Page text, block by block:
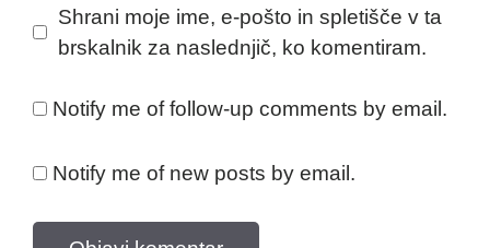
Shrani moje ime, e-pošto in spletišče v ta
brskalnik za naslednjič, ko komentiram.
Notify me of follow-up comments by email.
Notify me of new posts by email.